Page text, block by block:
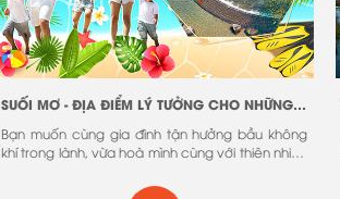
SUỐI MƠ - ĐỊA ĐIỂM LÝ TƯỞNG CHO NHỮNG CHUYẾN DU LỊCH CỦA GIA ĐÌNH TRONG MÙA HÈ
Bạn muốn cùng gia đình tận hưởng bầu không
khí trong lành, vừa hoà mình cùng với thiên nhiên
với những trò chơi vô cùng mới lạ và đặc sắc.